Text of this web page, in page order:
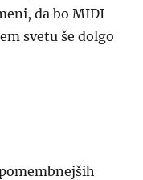
da bo MIDI
svetu še dolgo